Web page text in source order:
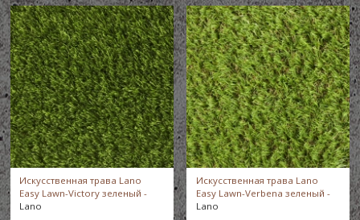
Искусственная трава Lano
Easy Lawn-Victory зеленый -
Lano
Искусственная трава Lano
Easy Lawn-Verbena зеленый -
Lano